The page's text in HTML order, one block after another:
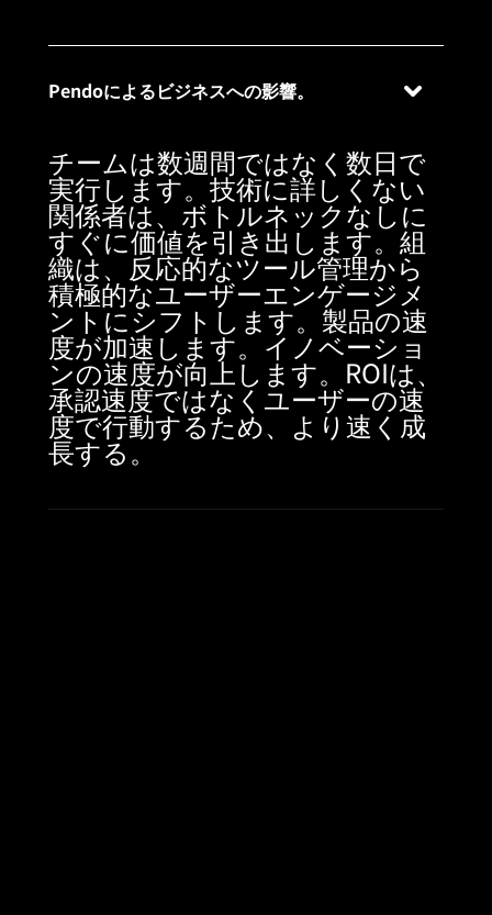
Pendoによるビジネスへの影響。
チームは数週間ではなく数日で
実行します。技術に詳しくない
関係者は、ボトルネックなしに
すぐに価値を引き出します。組
織は、反応的なツール管理から
積極的なユーザーエンゲージメ
ントにシフトします。製品の速
度が加速します。イノベーショ
ンの速度が向上します。ROIは、
承認速度ではなくユーザーの速
度で行動するため、より速く成
長する。